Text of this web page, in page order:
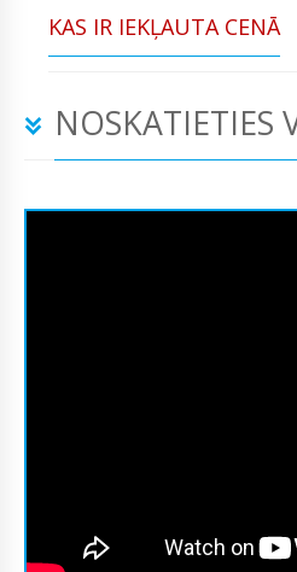
KAS IR IEKĻAUTA CENĀ
NOSKATIETIES